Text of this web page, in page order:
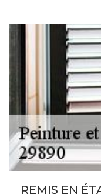
REMIS EN